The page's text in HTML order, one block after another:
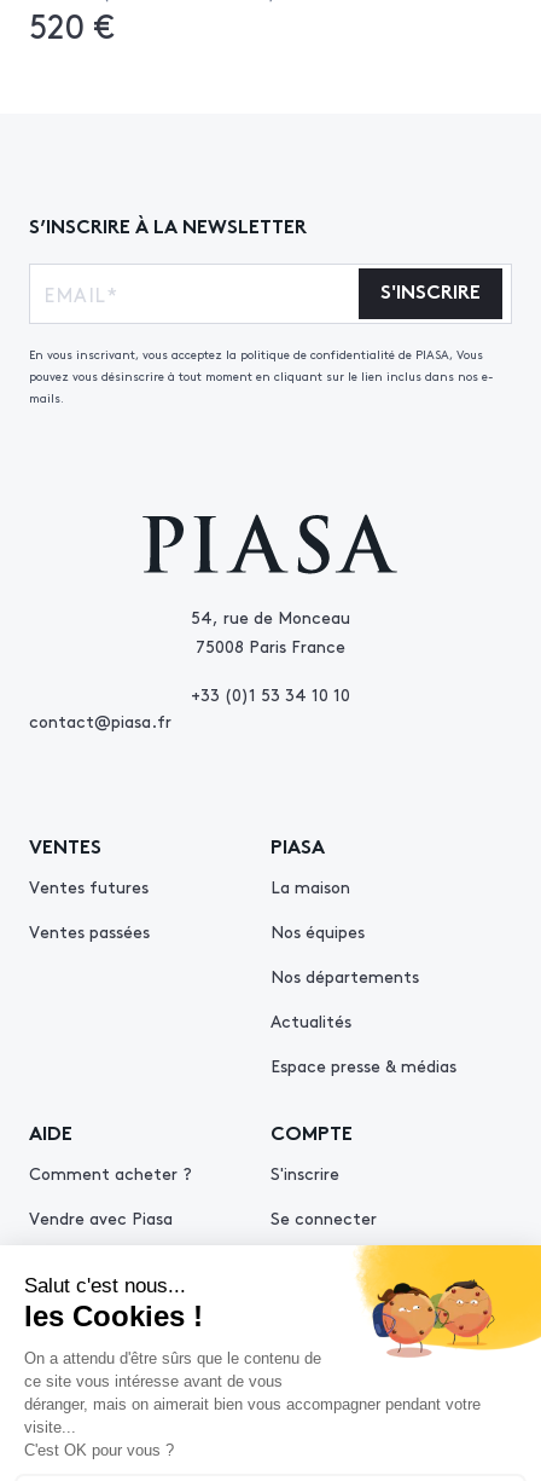
520 €
54, rue de Monceau
75008 Paris France
+33 (0)1 53 34 10 10
contact@piasa.fr
VENTES
Ventes futures
Ventes passées
PIASA
La maison
Nos équipes
Nos départements
Actualités
Espace presse & médias
AIDE
Comment acheter ?
Vendre avec Piasa
COMPTE
S'inscrire
Se connecter
S’INSCRIRE À LA NEWSLETTER
S'INSCRIRE
En vous inscrivant, vous acceptez la politique de confidentialité de PIASA, Vous
pouvez vous désinscrire à tout moment en cliquant sur le lien inclus dans nos e-
mails.